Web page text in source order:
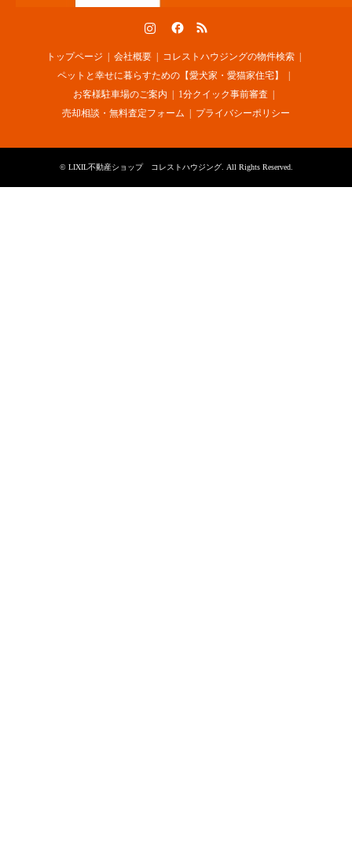
トップページ 会社概要
コレストハウジングの物件検索
ペットと幸せに暮らすための【愛犬家・愛猫家住宅】
お客様駐車場のご案内
1分クイック事前審査
売却相談・無料査定フォーム
プライバシーポリシー
© LIXIL不動産ショップ コレストハウジング. All Rights Reserved.